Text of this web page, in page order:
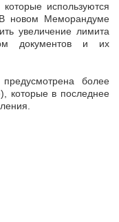
используются
новом Меморандуме
увеличение лимита
документов и их
более
которые в последнее